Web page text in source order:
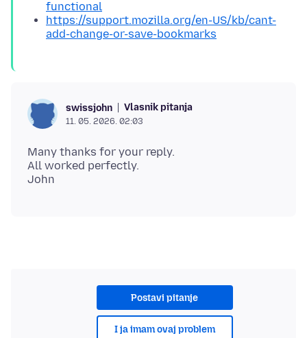
functional
https://support.mozilla.org/en-US/kb/cant-
add-change-or-save-bookmarks
swissjohn Vlasnik pitanja
11. 05. 2026. 02:03
Many thanks for your reply.
All worked perfectly.
Postavi pitanje
I ja imam ovaj problem